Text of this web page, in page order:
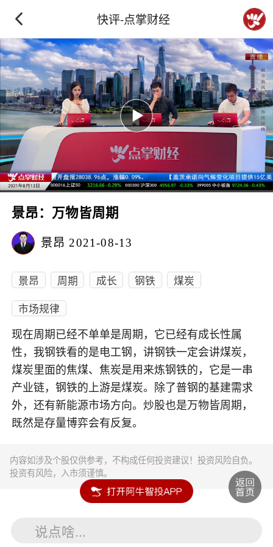
快评-点掌财经
景昂：万物皆周期
景昂 2021-08-13
景昂 周期 成长 钢铁
煤炭
市场规律
现在周期已经不单单是周期，它已经有成长性属
性，我钢铁看的是电工钢，讲钢铁一定会讲煤炭，
煤炭里面的焦煤、焦炭是用来炼钢铁的，它是一串
产业链，钢铁的上游是煤炭。除了普钢的基建需求
外，还有新能源市场方向。炒股也是万物皆周期，
既然是存量博弈会有反复。
内容如涉及个股仅供参考，不构成任何投资建议！投资风险自负。
投资有风险，入市须谨慎。
说点啥...